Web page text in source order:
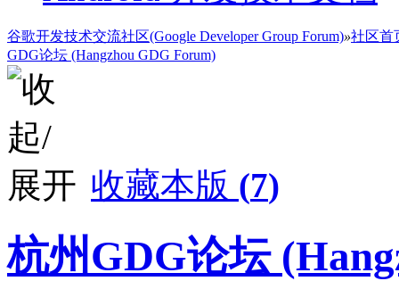
谷歌开发技术交流社区(Google Developer Group Forum)»社区首
GDG论坛 (Hangzhou GDG Forum)
收藏本版 (7)
杭州GDG论坛